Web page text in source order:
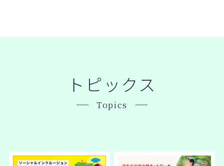
トピックス
Topics